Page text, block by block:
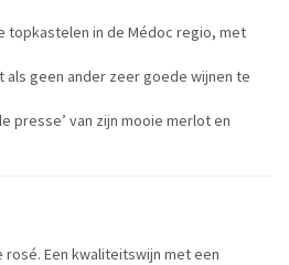
topkastelen in de Médoc regio, met
als geen ander zeer goede wijnen te
presse’ van zijn mooie merlot en
Een kwaliteitswijn met een